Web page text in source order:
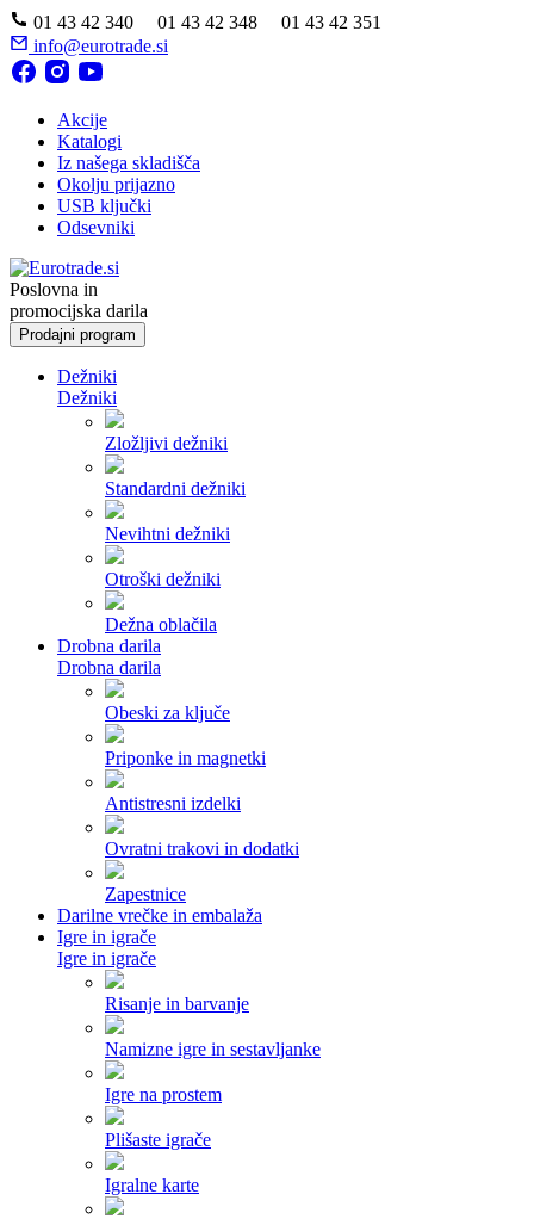
01 43 42 340 01 43 42 348 01 43 42 351
info@eurotrade.si
Akcije
Katalogi
Iz našega skladišča
Okolju prijazno
USB ključki
Odsevniki
Poslovna in
promocijska darila
Prodajni program
Dežniki
Dežniki
Zložljivi dežniki
Standardni dežniki
Nevihtni dežniki
Otroški dežniki
Dežna oblačila
Drobna darila
Drobna darila
Obeski za ključe
Priponke in magnetki
Antistresni izdelki
Ovratni trakovi in dodatki
Zapestnice
Darilne vrečke in embalaža
Igre in igrače
Igre in igrače
Risanje in barvanje
Namizne igre in sestavljanke
Igre na prostem
Plišaste igrače
Igralne karte